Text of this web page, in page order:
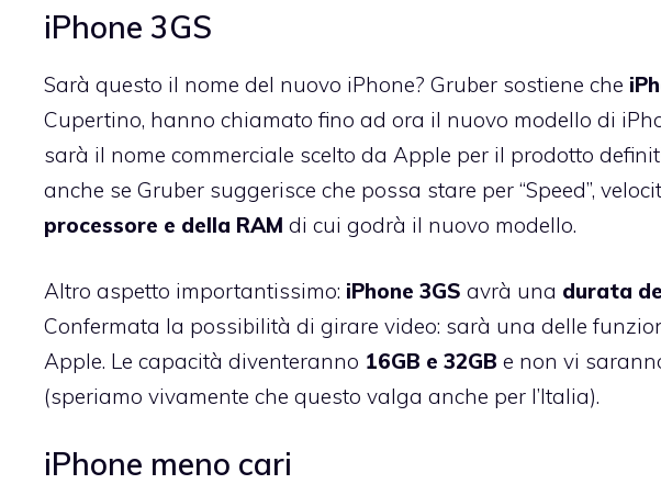
iPhone 3GS
Sarà questo il nome del nuovo iPhone? Gruber sostiene che
Cupertino, hanno chiamato fino ad ora il nuovo modello di
sarà il nome commerciale scelto da Apple per il prodotto
anche se Gruber suggerisce che possa stare per “Speed”,
processore e della RAM di cui godrà il nuovo modello.
Altro aspetto importantissimo: iPhone 3GS avrà una durata
Confermata la possibilità di girare video: sarà una delle
Apple. Le capacità diventeranno 16GB e 32GB e non vi
(speriamo vivamente che questo valga anche per l’Italia).
iPhone meno cari